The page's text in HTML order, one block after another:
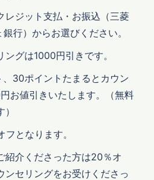
レジット支払・お振込（三菱
行）からお選びください。
グは1000円引きです。
30ポイントたまるとカウン
お値引きいたします。（無料
となります。
紹介くださった方は20％オ
ンセリングをお受けくださっ